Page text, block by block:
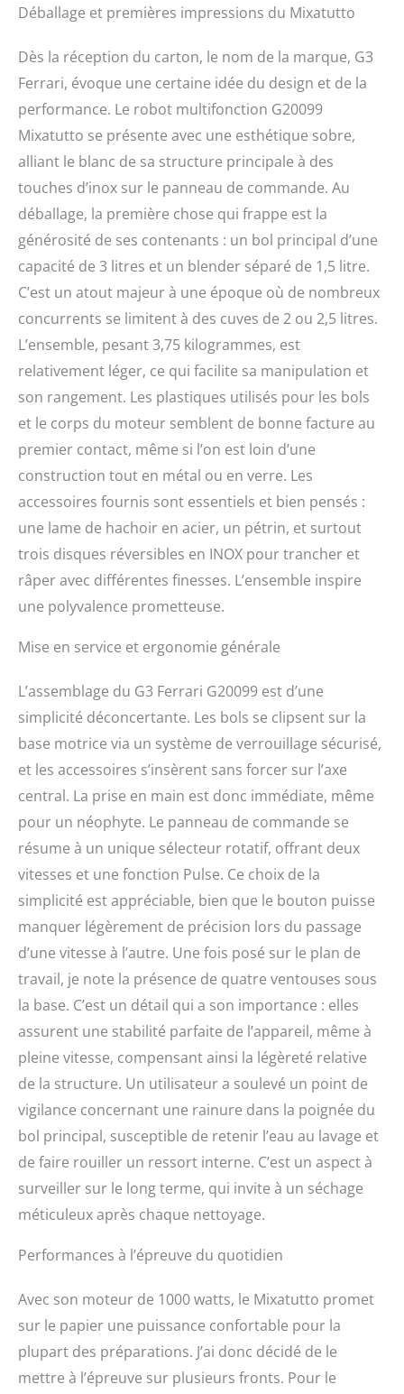
l'encastrement du
couvercle. Accessoires:
Lame en acier
inoxydable, lame en
plastique, support pour
coupe, accessoire pour
monter, récipient,
couvercle avec presse-
spatule. Puissance : 1000
W ; alimentation AC 230 V
- 50/60 Hz
Déballage et premières impressions du Mixatutto
Dès la réception du carton, le nom de la marque, G3
Ferrari, évoque une certaine idée du design et de la
performance. Le robot multifonction G20099
Mixatutto se présente avec une esthétique sobre,
alliant le blanc de sa structure principale à des
touches d’inox sur le panneau de commande. Au
déballage, la première chose qui frappe est la
générosité de ses contenants : un bol principal d’une
capacité de 3 litres et un blender séparé de 1,5 litre.
C’est un atout majeur à une époque où de nombreux
concurrents se limitent à des cuves de 2 ou 2,5 litres.
L’ensemble, pesant 3,75 kilogrammes, est
relativement léger, ce qui facilite sa manipulation et
son rangement. Les plastiques utilisés pour les bols
et le corps du moteur semblent de bonne facture au
premier contact, même si l’on est loin d’une
construction tout en métal ou en verre. Les
accessoires fournis sont essentiels et bien pensés :
une lame de hachoir en acier, un pétrin, et surtout
trois disques réversibles en INOX pour trancher et
râper avec différentes finesses. L’ensemble inspire
une polyvalence prometteuse.
Mise en service et ergonomie générale
L’assemblage du G3 Ferrari G20099 est d’une
simplicité déconcertante. Les bols se clipsent sur la
base motrice via un système de verrouillage sécurisé,
et les accessoires s’insèrent sans forcer sur l’axe
central. La prise en main est donc immédiate, même
pour un néophyte. Le panneau de commande se
résume à un unique sélecteur rotatif, offrant deux
vitesses et une fonction Pulse. Ce choix de la
simplicité est appréciable, bien que le bouton puisse
manquer légèrement de précision lors du passage
d’une vitesse à l’autre. Une fois posé sur le plan de
travail, je note la présence de quatre ventouses sous
la base. C’est un détail qui a son importance : elles
assurent une stabilité parfaite de l’appareil, même à
pleine vitesse, compensant ainsi la légèreté relative
de la structure. Un utilisateur a soulevé un point de
vigilance concernant une rainure dans la poignée du
bol principal, susceptible de retenir l’eau au lavage et
de faire rouiller un ressort interne. C’est un aspect à
surveiller sur le long terme, qui invite à un séchage
méticuleux après chaque nettoyage.
Performances à l’épreuve du quotidien
Avec son moteur de 1000 watts, le Mixatutto promet
sur le papier une puissance confortable pour la
plupart des préparations. J’ai donc décidé de le
mettre à l’épreuve sur plusieurs fronts. Pour le